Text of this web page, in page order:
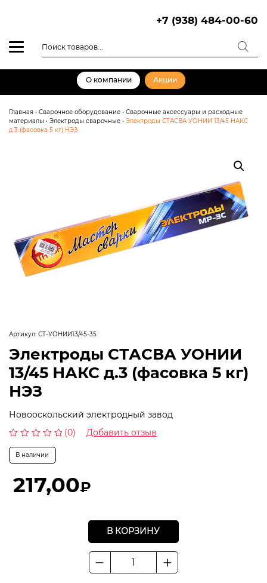
+7 (938) 484-00-60
товаров
О компании Акции
Главная • Сварочное оборудование • Сварочные аксессуары и расходные
материалы • Электроды сварочные • Электроды СТАСВА УОНИИ 13/45 НАКС
д.3 (фасовка 5 кг) НЭЗ
Артикул: СТ-УОНИИ13/45-35
Электроды СТАСВА УОНИИ
13/45 НАКС д.3 (фасовка 5 кг)
НЭЗ
Новооскольский электродный завод
0
из
(0) Добавить отзыв
В наличии
217,00₽
Количество
В КОРЗИНУ